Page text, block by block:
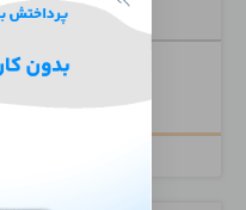
دوره تخصصی Juniper Routing Mastery